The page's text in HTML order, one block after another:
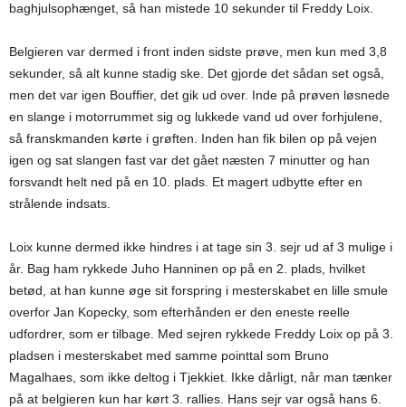
baghjulsophænget, så han mistede 10 sekunder til Freddy Loix.
Belgieren var dermed i front inden sidste prøve, men kun med 3,8
sekunder, så alt kunne stadig ske. Det gjorde det sådan set også,
men det var igen Bouffier, det gik ud over. Inde på prøven løsnede
en slange i motorrummet sig og lukkede vand ud over forhjulene,
så franskmanden kørte i grøften. Inden han fik bilen op på vejen
igen og sat slangen fast var det gået næsten 7 minutter og han
forsvandt helt ned på en 10. plads. Et magert udbytte efter en
strålende indsats.
Loix kunne dermed ikke hindres i at tage sin 3. sejr ud af 3 mulige i
år. Bag ham rykkede Juho Hanninen op på en 2. plads, hvilket
betød, at han kunne øge sit forspring i mesterskabet en lille smule
overfor Jan Kopecky, som efterhånden er den eneste reelle
udfordrer, som er tilbage. Med sejren rykkede Freddy Loix op på 3.
pladsen i mesterskabet med samme pointtal som Bruno
Magalhaes, som ikke deltog i Tjekkiet. Ikke dårligt, når man tænker
på at belgieren kun har kørt 3. rallies. Hans sejr var også hans 6.